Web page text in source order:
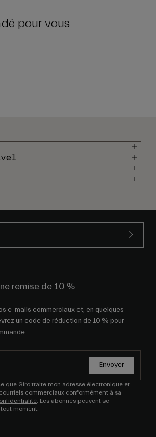
pour vous
remise de 10 %
e-mails commerciaux et, en quelques
un code de réduction de 10 % pour
Envoyer
que Giro traite mon adresse électronique et
commerciaux conformément à sa
. Les abonnés peuvent se
moment.